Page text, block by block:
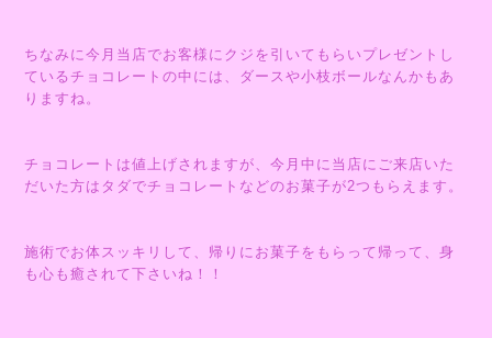
ちなみに今月当店でお客様にクジを引いてもらいプレゼントし
ているチョコレートの中には、ダースや小枝ボールなんかもあ
りますね。
チョコレートは値上げされますが、今月中に当店にご来店いた
だいた方はタダでチョコレートなどのお菓子が2つもらえます。
施術でお体スッキリして、帰りにお菓子をもらって帰って、身
も心も癒されて下さいね！！